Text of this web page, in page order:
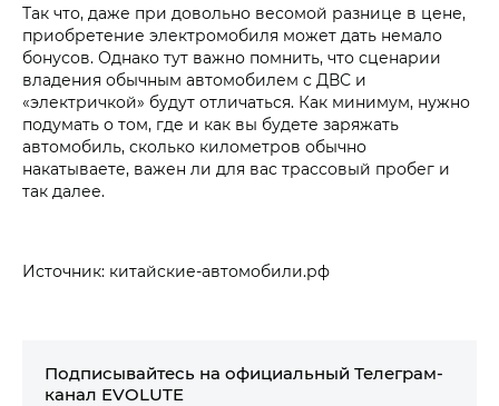
Так что, даже при довольно весомой разнице в цене,
приобретение электромобиля может дать немало
бонусов. Однако тут важно помнить, что сценарии
владения обычным автомобилем с ДВС и
«электричкой» будут отличаться. Как минимум, нужно
подумать о том, где и как вы будете заряжать
автомобиль, сколько километров обычно
накатываете, важен ли для вас трассовый пробег и
так далее.
Источник: китайские-автомобили.рф
Подписывайтесь на официальный Телеграм-
канал EVOLUTE